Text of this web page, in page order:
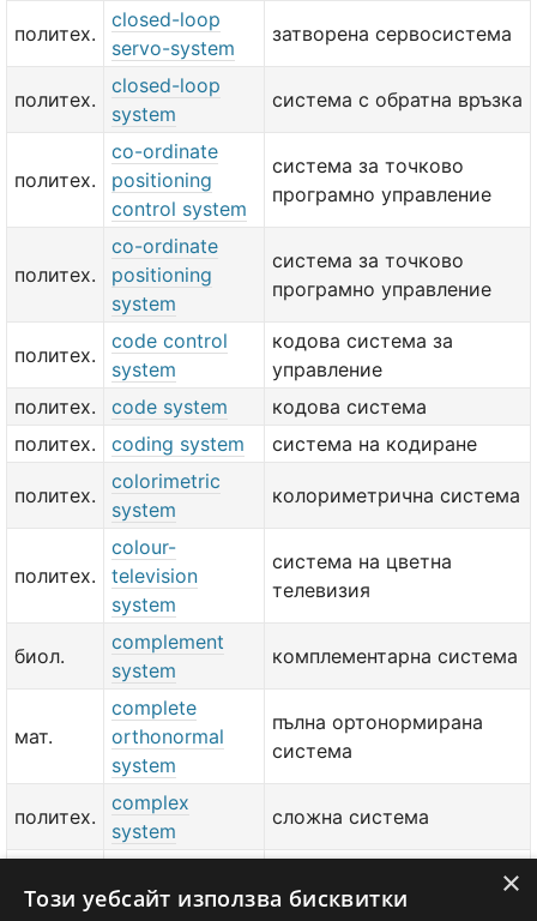
политех.
closed-loop
servo-system
затворена сервосистема
политех.
closed-loop
system
система с обратна връзка
политех.
co-ordinate
positioning
control system
система за точково
програмно управление
политех.
co-ordinate
positioning
system
система за точково
програмно управление
политех.
code control
system
кодова система за
управление
политех.
code system
кодова система
политех.
coding system система на кодиране
политех.
colorimetric
system
колориметрична система
политех.
colour-
television
system
система на цветна
телевизия
биол.
complement
system
комплементарна система
мат.
complete
orthonormal
system
пълна ортонормирана
система
политех.
complex
system
сложна система
bridge
капацитети
×
Този уебсайт използва бисквитки